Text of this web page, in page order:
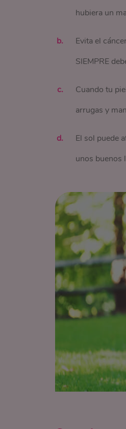
hubiera un
Evita el
SIEMPRE
Cuando tu
arrugas y
El sol puede
unos buenos